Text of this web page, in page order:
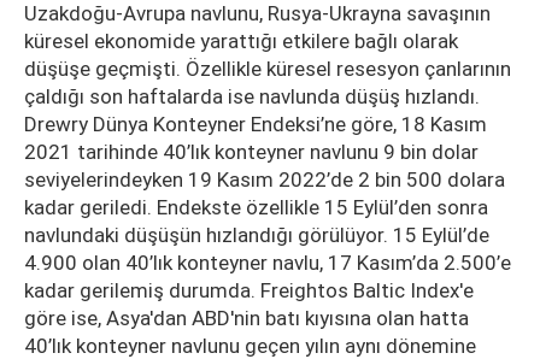
Uzakdoğu-Avrupa navlunu, Rusya-Ukrayna savaşının
küresel ekonomide yarattığı etkilere bağlı olarak
düşüşe geçmişti. Özellikle küresel resesyon çanlarının
çaldığı son haftalarda ise navlunda düşüş hızlandı.
Drewry Dünya Konteyner Endeksi’ne göre, 18 Kasım
2021 tarihinde 40’lık konteyner navlunu 9 bin dolar
seviyelerindeyken 19 Kasım 2022’de 2 bin 500 dolara
kadar geriledi. Endekste özellikle 15 Eylül’den sonra
navlundaki düşüşün hızlandığı görülüyor. 15 Eylül’de
4.900 olan 40’lık konteyner navlu, 17 Kasım’da 2.500’e
kadar gerilemiş durumda. Freightos Baltic Index'e
göre ise, Asya'dan ABD'nin batı kıyısına olan hatta
40’lık konteyner navlunu geçen yılın aynı dönemine